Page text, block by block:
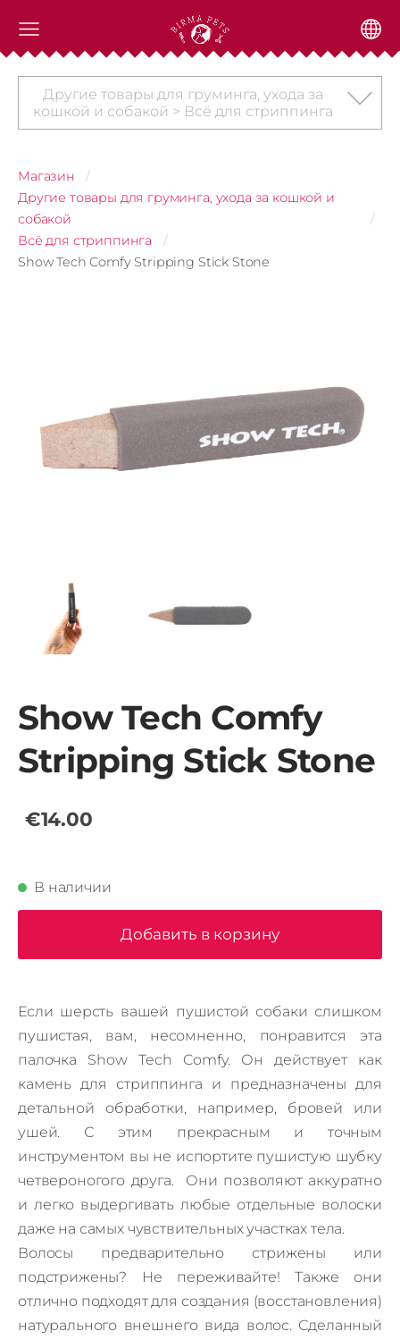
Другие товары для груминга, ухода за
кошкой и собакой > Всё для стриппинга
Магазин
Другие товары для груминга, ухода за кошкой и
собакой
Всё для стриппинга
Show Tech Comfy Stripping Stick Stone
Show Tech Comfy
Stripping Stick Stone
€14.00
В наличии
Добавить в корзину
Если шерсть вашей пушистой собаки слишком
пушистая, вам, несомненно, понравится эта
палочка Show Tech Comfy.
Он действует как
камень для стриппинга и предназначены для
детальной обработки, например, бровей или
ушей.
С этим прекрасным и точным
инструментом вы не испортите пушистую шубку
четвероногого друга.
Они позволяют аккуратно
и легко выдергивать любые отдельные волоски
даже на самых чувствительных участках тела.
Волосы предварительно стрижены или
подстрижены?
Не переживайте!
Также они
отлично подходят для создания (восстановления)
натурального внешнего вида волос. Сделанный